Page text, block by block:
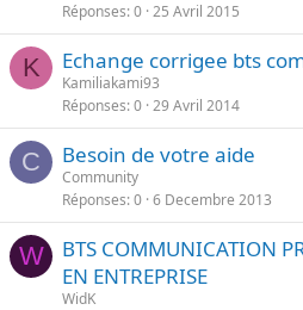
Réponses 0 25 Avril 2015
K Echange corrigee bts
Kamiliakami93
Réponses 0 29 Avril 2014
C Besoin de votre aide
Community
Réponses 0 6 Decembre 2013
W
BTS COMMUNICATION
EN ENTREPRISE
WidK